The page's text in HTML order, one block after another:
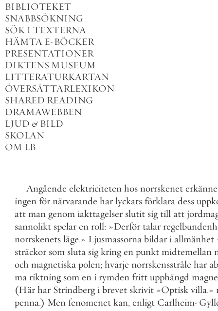
BIBLIOTEKET
SNABBSÖKNING
SÖK I TEXTERNA
HÄMTA E-BÖCKER
PRESENTATIONER
DIKTENS MUSEUM
LITTERATURKARTAN
ÖVERSÄTTARLEXIKON
SHARED READING
DRAMAWEBBEN
LJUD & BILD
SKOLAN
OM LB
Angående elektriciteten hos norrskenet
ingen för närvarande har lyckats förklara dess
att man genom iakttagelser slutit sig till att
sannolikt spelar en roll: »Derför talar
norrskenets läge.» Ljusmassorna bildar i allmänhet
sträckor som sluta sig kring en punkt midtemellan
och magnetiska polen; hvarje norrskensstråle har
ma riktning som en i rymden fritt upphängd
(Här har Strindberg i brevet skrivit »Optisk villa.»
penna.) Men fenomenet kan, enligt Carlheim-